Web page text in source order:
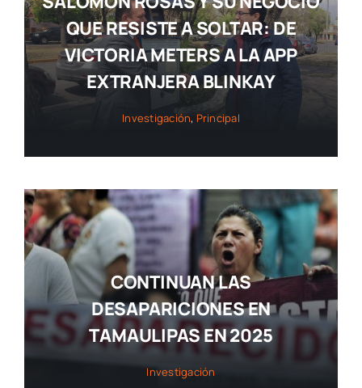
QUE RESISTE A SOLTAR: DE
VICTORIA METERS A LA APP
EXTRANJERA BLINKAY
Investigación, Principal
CONTINUAN LAS
DESAPARICIONES EN
TAMAULIPAS EN 2025
Investigación